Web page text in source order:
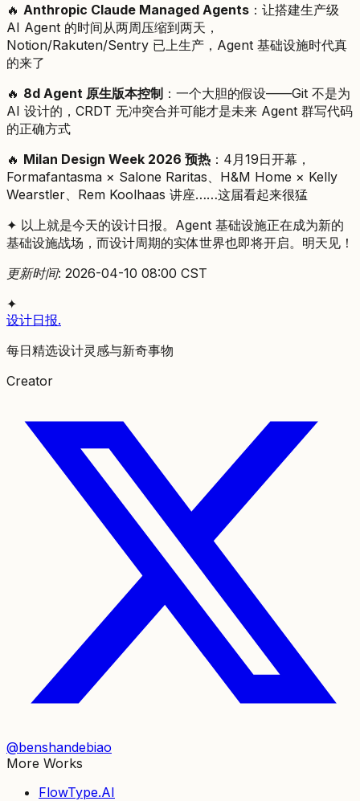
🔥 Anthropic Claude Managed Agents ：让搭建生产级
AI Agent 的时间从两周压缩到两天，
Notion/Rakuten/Sentry 已上生产，Agent 基础设施时代真
的来了
🔥 8d Agent 原生版本控制 ：一个大胆的假设——Git 不是为
AI 设计的，CRDT 无冲突合并可能才是未来 Agent 群写代码
的正确方式
🔥 Milan Design Week 2026 预热 ：4月19日开幕，
Formafantasma × Salone Raritas、H&M Home × Kelly
Wearstler、Rem Koolhaas 讲座……这届看起来很猛
✦ 以上就是今天的设计日报。Agent 基础设施正在成为新的
基础设施战场，而设计周期的实体世界也即将开启。明天见！
更新时间: 2026-04-10 08:00 CST
✦
设计日报.
每日精选设计灵感与新奇事物
Creator
@benshandebiao
More Works
FlowType.AI